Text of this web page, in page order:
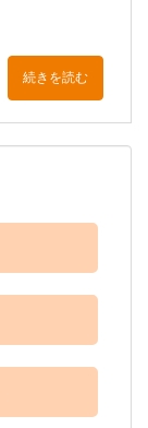
続きを読む